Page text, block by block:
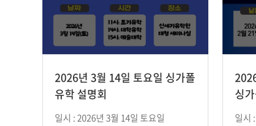
2026년 3월 14일 토요일 싱가폴
유학 설명회
일시 : 2026년 3월 14일 토요일
싱
일시